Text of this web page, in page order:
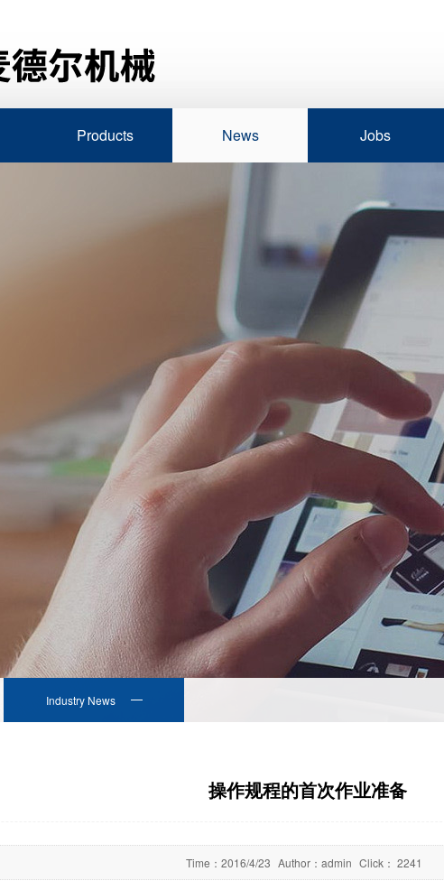
Products News Jobs
Industry News
操作规程的首次作业准备
Time： 2016/4/23 Author： admin Click： 2241